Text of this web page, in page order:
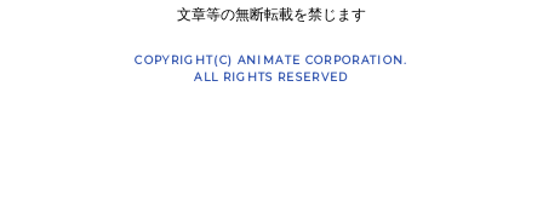
文章等の無断転載を禁じます
COPYRIGHT(C) ANIMATE CORPORATION.
ALL RIGHTS RESERVED